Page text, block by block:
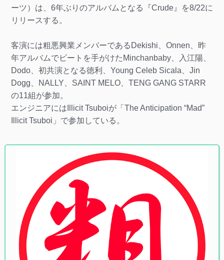
ーツ）は、6年ぶりのアルバムとなる『Crude』を8/22に
リリースする。
客演には粗悪興業メンバーであるDekishi、Onnen、昨
年アルバムでビートを手がけたMinchanbaby、入江陽、
Dodo、初共演となる徳利、Young Celeb Sicala、Jin
Dogg、NALLY、SAINT MELO、TENG GANG STARR
の11組が参加。
エンジニアにはIllicit Tsuboiが「The Anticipation “Mad”
Illicit Tsuboi」で参加している。